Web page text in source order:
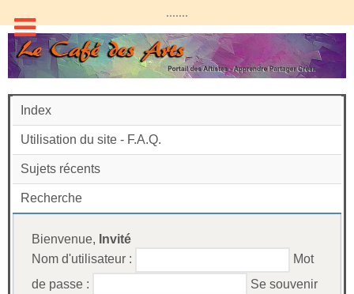
.......
Index
Utilisation du site - F.A.Q.
Sujets récents
Recherche
Bienvenue, Invité
Nom d'utilisateur :
Mot
de passe :
Se souvenir